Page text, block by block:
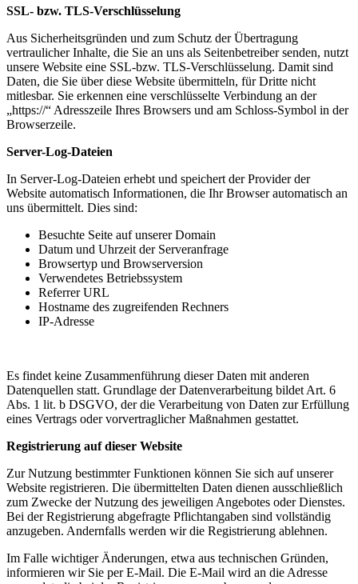
SSL- bzw. TLS-Verschlüsselung
Aus Sicherheitsgründen und zum Schutz der Übertragung
vertraulicher Inhalte, die Sie an uns als Seitenbetreiber senden, nutzt
unsere Website eine SSL-bzw. TLS-Verschlüsselung. Damit sind
Daten, die Sie über diese Website übermitteln, für Dritte nicht
mitlesbar. Sie erkennen eine verschlüsselte Verbindung an der
„https://“ Adresszeile Ihres Browsers und am Schloss-Symbol in der
Browserzeile.
Server-Log-Dateien
In Server-Log-Dateien erhebt und speichert der Provider der
Website automatisch Informationen, die Ihr Browser automatisch an
uns übermittelt. Dies sind:
Besuchte Seite auf unserer Domain
Datum und Uhrzeit der Serveranfrage
Browsertyp und Browserversion
Verwendetes Betriebssystem
Referrer URL
Hostname des zugreifenden Rechners
IP-Adresse
Es findet keine Zusammenführung dieser Daten mit anderen
Datenquellen statt. Grundlage der Datenverarbeitung bildet Art. 6
Abs. 1 lit. b DSGVO, der die Verarbeitung von Daten zur Erfüllung
eines Vertrags oder vorvertraglicher Maßnahmen gestattet.
Registrierung auf dieser Website
Zur Nutzung bestimmter Funktionen können Sie sich auf unserer
Website registrieren. Die übermittelten Daten dienen ausschließlich
zum Zwecke der Nutzung des jeweiligen Angebotes oder Dienstes.
Bei der Registrierung abgefragte Pflichtangaben sind vollständig
anzugeben. Andernfalls werden wir die Registrierung ablehnen.
Im Falle wichtiger Änderungen, etwa aus technischen Gründen,
informieren wir Sie per E-Mail. Die E-Mail wird an die Adresse